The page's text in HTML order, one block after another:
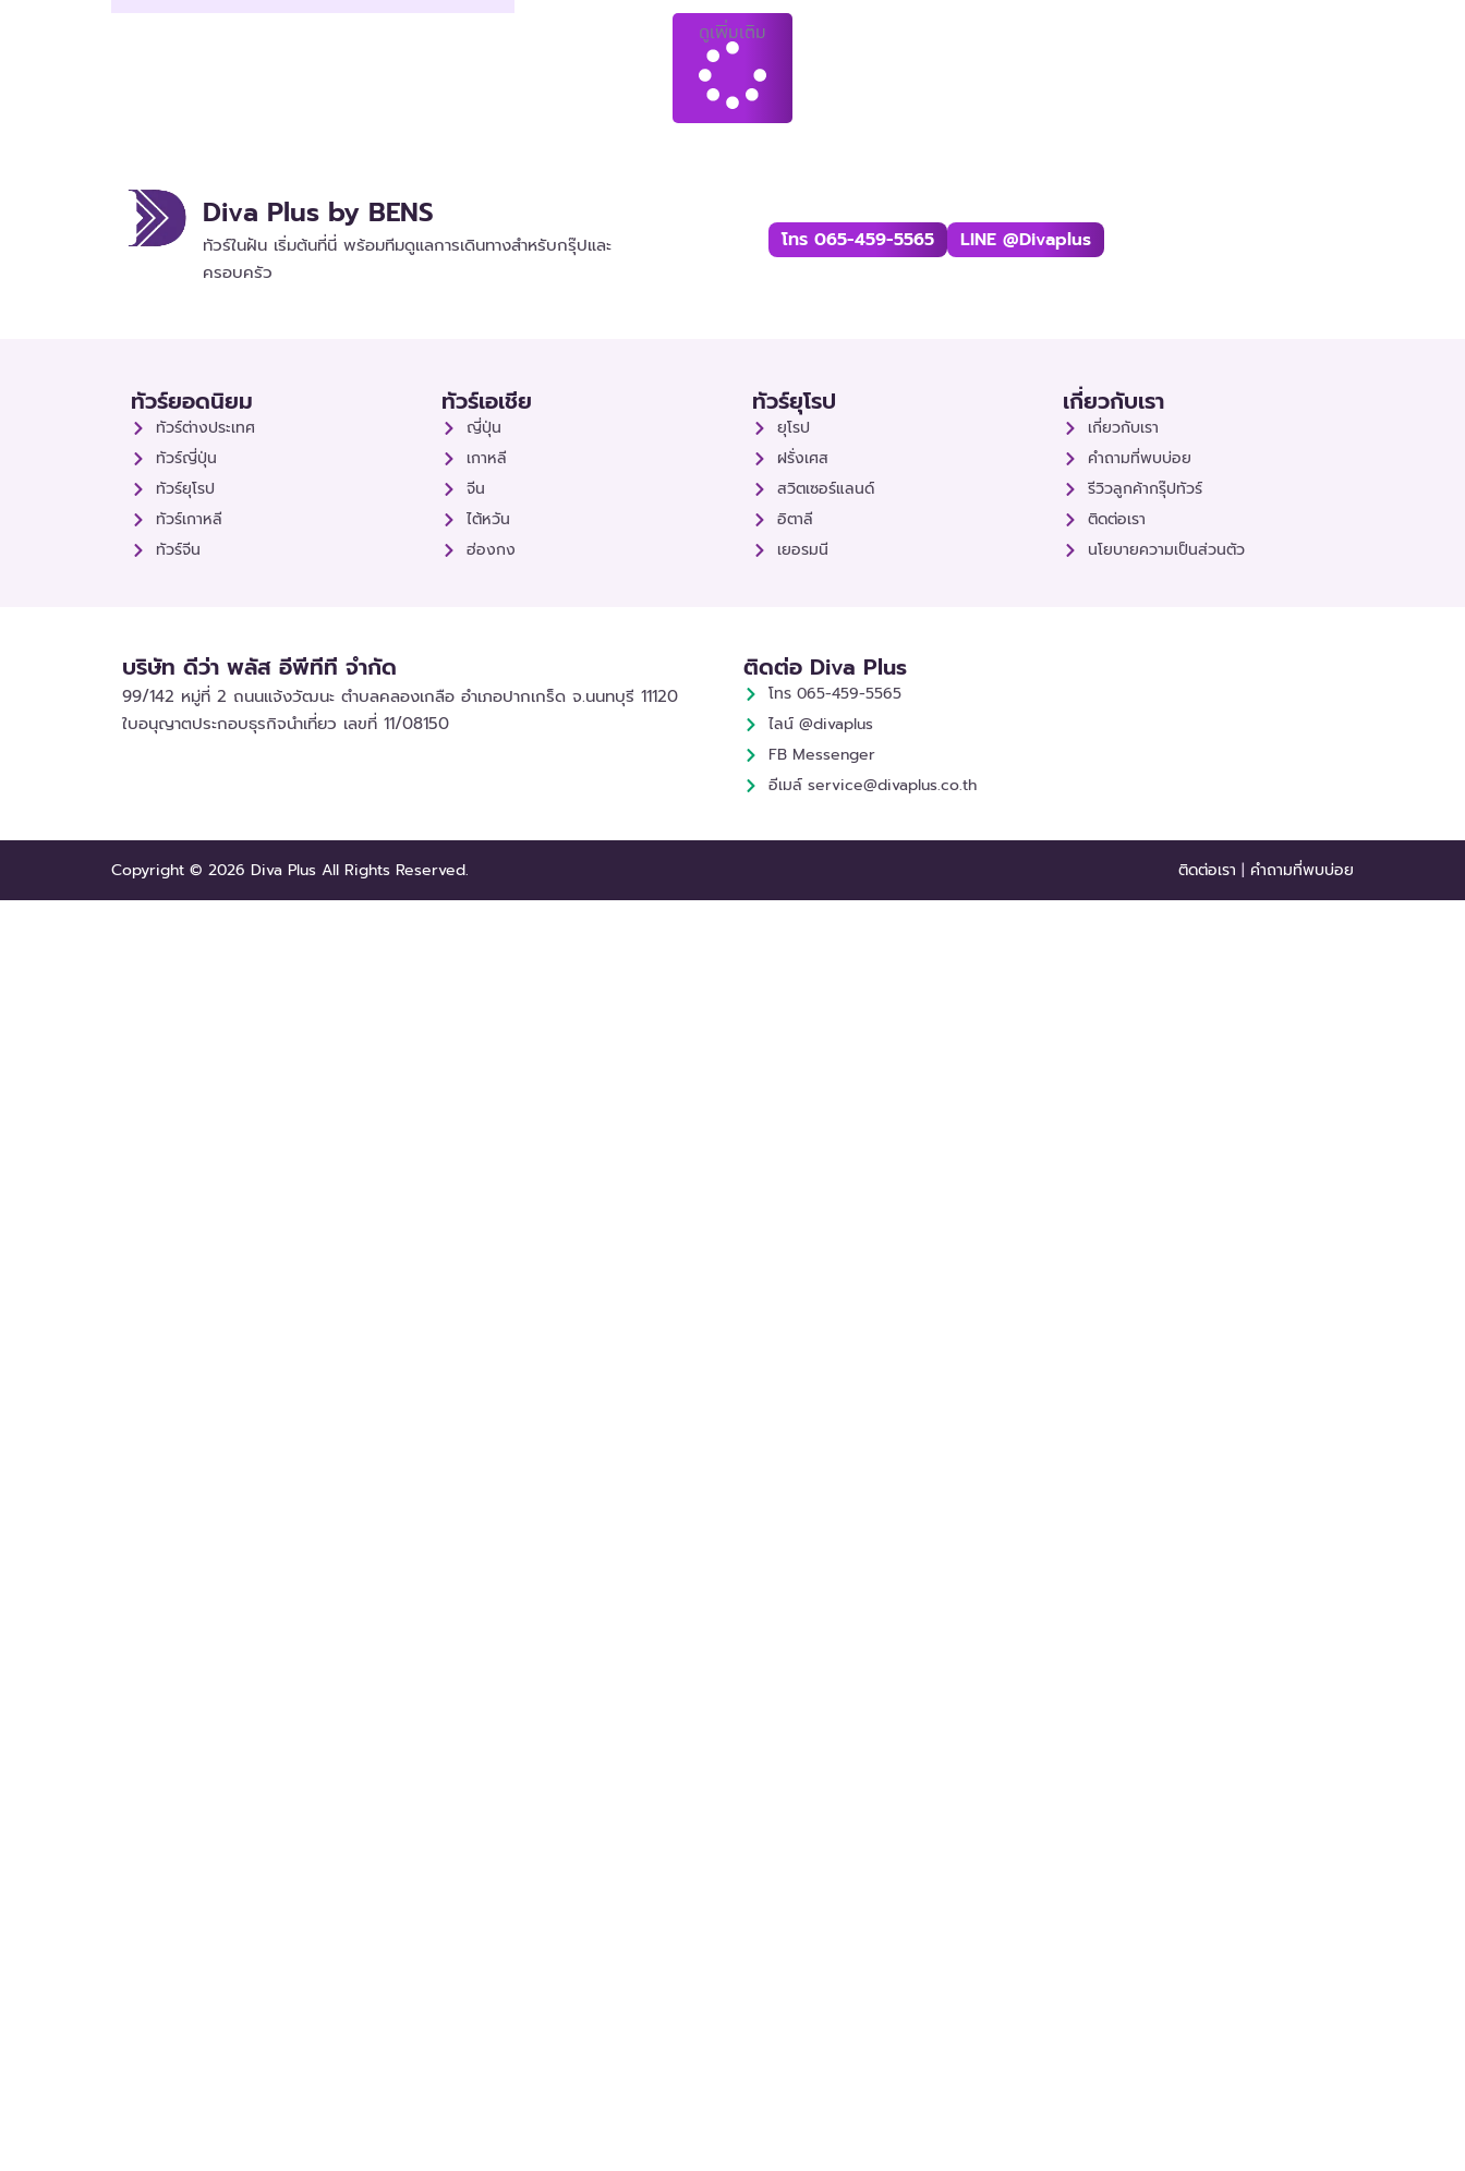
ดูเพิ่มเติม
Diva Plus by BENS
ทัวร์ในฝัน เริ่มต้นที่นี่ พร้อมทีมดูแลการเดินทางสำหรับกรุ๊ปและ
ครอบครัว
โทร 065-459-5565 LINE @divaplus
ทัวร์ยอดนิยม
ทัวร์ต่างประเทศ
ทัวร์ญี่ปุ่น
ทัวร์ยุโรป
ทัวร์เกาหลี
ทัวร์จีน
ทัวร์เอเชีย
ญี่ปุ่น
เกาหลี
จีน
ไต้หวัน
ฮ่องกง
ทัวร์ยุโรป
ยุโรป
ฝรั่งเศส
สวิตเซอร์แลนด์
อิตาลี
เยอรมนี
เกี่ยวกับเรา
เกี่ยวกับเรา
คำถามที่พบบ่อย
รีวิวลูกค้ากรุ๊ปทัวร์
ติดต่อเรา
นโยบายความเป็นส่วนตัว
บริษัท ดีว่า พลัส อีพีทีที จำกัด
99/142 หมู่ที่ 2 ถนนแจ้งวัฒนะ ตำบลคลองเกลือ อำเภอปากเกร็ด จ.นนทบุรี 11120
ใบอนุญาตประกอบธุรกิจนำเที่ยว เลขที่ 11/08150
ติดต่อ Diva Plus
โทร 065-459-5565
ไลน์ @divaplus
FB Messenger
อีเมล์ service@divaplus.co.th
Copyright © 2026 Diva Plus All Rights Reserved. ติดต่อเรา | คำถามที่พบบ่อย